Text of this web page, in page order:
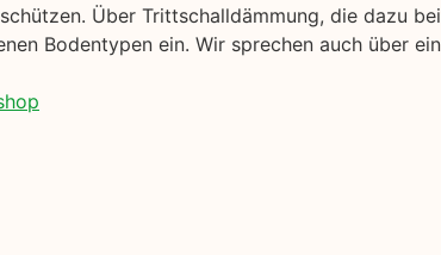
Über Trittschalldämmung, die dazu
Bodentypen ein. Wir sprechen auch über